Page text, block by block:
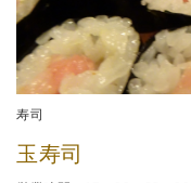
寿司
玉寿司